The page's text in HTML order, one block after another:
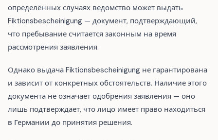
определённых случаях ведомство может выдать
Fiktionsbescheinigung — документ, подтверждающий,
что пребывание считается законным на время
рассмотрения заявления.
Однако выдача Fiktionsbescheinigung не гарантирована
и зависит от конкретных обстоятельств. Наличие этого
документа не означает одобрения заявления — оно
лишь подтверждает, что лицо имеет право находиться
в Германии до принятия решения.